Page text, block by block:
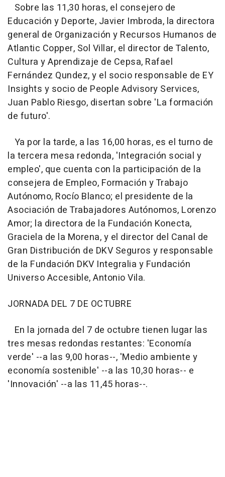
Sobre las 11,30 horas, el consejero de
Educación y Deporte, Javier Imbroda, la directora
general de Organización y Recursos Humanos de
Atlantic Copper, Sol Villar, el director de Talento,
Cultura y Aprendizaje de Cepsa, Rafael
Fernández Qundez, y el socio responsable de EY
Insights y socio de People Advisory Services,
Juan Pablo Riesgo, disertan sobre 'La formación
de futuro'.
Ya por la tarde, a las 16,00 horas, es el turno de
la tercera mesa redonda, 'Integración social y
empleo', que cuenta con la participación de la
consejera de Empleo, Formación y Trabajo
Autónomo, Rocío Blanco; el presidente de la
Asociación de Trabajadores Autónomos, Lorenzo
Amor; la directora de la Fundación Konecta,
Graciela de la Morena, y el director del Canal de
Gran Distribución de DKV Seguros y responsable
de la Fundación DKV Integralia y Fundación
Universo Accesible, Antonio Vila.
JORNADA DEL 7 DE OCTUBRE
En la jornada del 7 de octubre tienen lugar las
tres mesas redondas restantes: 'Economía
verde' --a las 9,00 horas--, 'Medio ambiente y
economía sostenible' --a las 10,30 horas-- e
'Innovación' --a las 11,45 horas--.